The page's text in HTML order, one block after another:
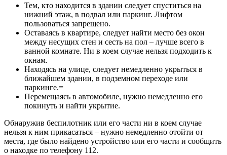
Тем, кто находится в здании следует спуститься на
нижний этаж, в подвал или паркинг. Лифтом
пользоваться запрещено.
Оставаясь в квартире, следует найти место без окон
между несущих стен и сесть на пол – лучше всего в
ванной комнате. Ни в коем случае нельзя подходить к
окнам.
Находясь на улице, следует немедленно укрыться в
ближайшем здании, в подземном переходе или
паркинге.=
Перемещаясь в автомобиле, нужно немедленно его
покинуть и найти укрытие.
Обнаружив беспилотник или его части ни в коем случае
нельзя к ним прикасаться – нужно немедленно отойти от
места, где было найдено устройство или его части и сообщить
о находке по телефону 112.